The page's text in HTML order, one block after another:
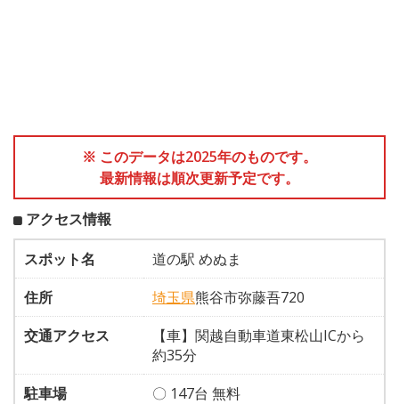
※ このデータは2025年のものです。
最新情報は順次更新予定です。
アクセス情報
スポット名
道の駅 めぬま
住所
埼玉県熊谷市弥藤吾720
交通アクセス
【車】関越自動車道東松山ICから
約35分
駐車場
〇 147台 無料